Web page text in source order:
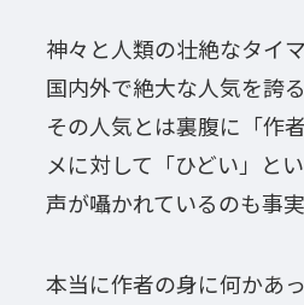
神々と人類の壮絶なタイ
国内外で絶大な人気を誇
その人気とは裏腹に「作
メに対して「ひどい」と
声が囁かれているのも事実
本当に作者の身に何かあ